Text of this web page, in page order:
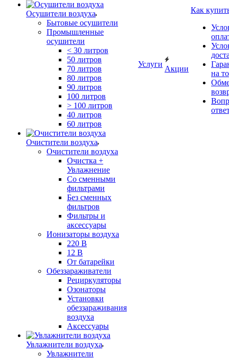
Осушители воздуха
Бытовые осушители
Промышленные
осушители
< 30 литров
50 литров
70 литров
80 литров
90 литров
100 литров
> 100 литров
40 литров
60 литров
Очистители воздуха
Очистители воздуха
Очистка +
Увлажнение
Cо сменными
фильтрами
Без сменных
фильтров
Фильтры и
аксессуары
Ионизаторы воздуха
220 В
12 В
От батарейки
Обеззараживатели
Рециркуляторы
Озонаторы
Установки
обеззараживания
воздуха
Аксессуары
Увлажнители воздуха
Увлажнители
Услуги
Акции
Как
на